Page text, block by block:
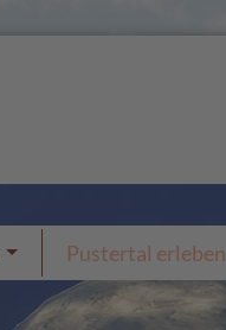
Pustertal erleben